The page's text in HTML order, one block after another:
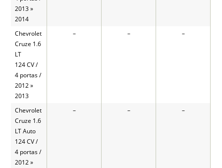
2013 »
2014
Chevrolet
Cruze 1.6
LT
124 CV /
4 portas /
2012 »
2013
– – –
Chevrolet
Cruze 1.6
LT Auto
124 CV /
4 portas /
2012 »
– – –